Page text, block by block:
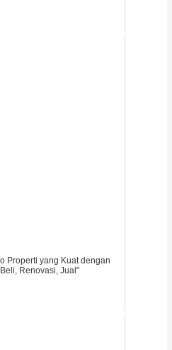
Properti yang Kuat dengan
Renovasi, Jual"